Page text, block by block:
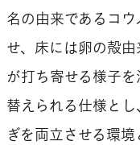
名の由来であるコウ
せ、床には卵の殻由
が打ち寄せる様子
替えられる仕様と
ぎを両立させる環